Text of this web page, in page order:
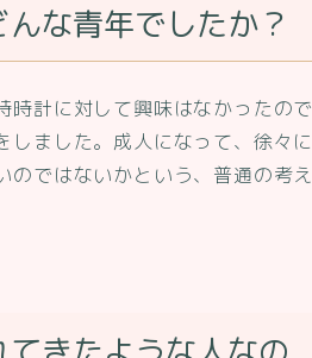
な青年でしたか？
時計に対して興味はなかったので
ました。成人になって、徐々に
のではないかという、普通の考え